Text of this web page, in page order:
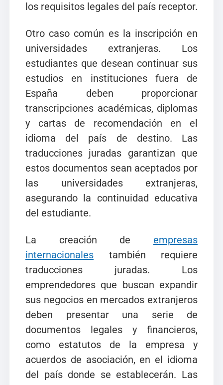
los requisitos legales del país receptor.
Otro caso común es la inscripción en
universidades extranjeras. Los
estudiantes que desean continuar sus
estudios en instituciones fuera de
España deben proporcionar
transcripciones académicas, diplomas
y cartas de recomendación en el
idioma del país de destino. Las
traducciones juradas garantizan que
estos documentos sean aceptados por
las universidades extranjeras,
asegurando la continuidad educativa
del estudiante.
La creación de empresas
internacionales también requiere
traducciones juradas. Los
emprendedores que buscan expandir
sus negocios en mercados extranjeros
deben presentar una serie de
documentos legales y financieros,
como estatutos de la empresa y
acuerdos de asociación, en el idioma
del país donde se establecerán. Las